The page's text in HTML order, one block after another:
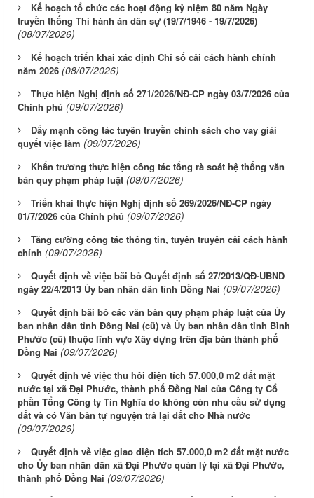
Kế hoạch tổ chức các hoạt động kỷ niệm 80 năm Ngày
truyền thống Thi hành án dân sự (19/7/1946 - 19/7/2026)
(08/07/2026)
Kế hoạch triển khai xác định Chỉ số cải cách hành chính
năm 2026 (08/07/2026)
Thực hiện Nghị định số 271/2026/NĐ-CP ngày 03/7/2026 của
Chính phủ (09/07/2026)
Đẩy mạnh công tác tuyên truyền chính sách cho vay giải
quyết việc làm (09/07/2026)
Khẩn trương thực hiện công tác tổng rà soát hệ thống văn
bản quy phạm pháp luật (09/07/2026)
Triển khai thực hiện Nghị định số 269/2026/NĐ-CP ngày
01/7/2026 của Chính phủ (09/07/2026)
Tăng cường công tác thông tin, tuyên truyền cải cách hành
chính (09/07/2026)
Quyết định về việc bãi bỏ Quyết định số 27/2013/QĐ-UBND
ngày 22/4/2013 Ủy ban nhân dân tỉnh Đồng Nai (09/07/2026)
Quyết định bãi bỏ các văn bản quy phạm pháp luật của Ủy
ban nhân dân tỉnh Đồng Nai (cũ) và Ủy ban nhân dân tỉnh Bình
Phước (cũ) thuộc lĩnh vực Xây dựng trên địa bàn thành phố
Đồng Nai (09/07/2026)
Quyết định về việc thu hồi diện tích 57.000,0 m2 đất mặt
nước tại xã Đại Phước, thành phố Đồng Nai của Công ty Cổ
phần Tổng Công ty Tín Nghĩa do không còn nhu cầu sử dụng
đất và có Văn bản tự nguyện trả lại đất cho Nhà nước
(09/07/2026)
Quyết định về việc giao diện tích 57.000,0 m2 đất mặt nước
cho Ủy ban nhân dân xã Đại Phước quản lý tại xã Đại Phước,
thành phố Đồng Nai (09/07/2026)